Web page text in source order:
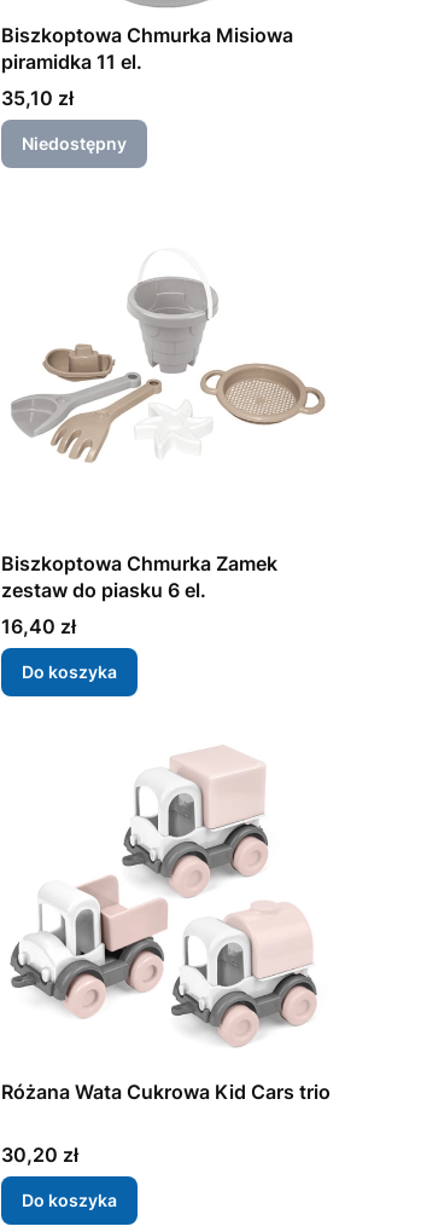
Biszkoptowa Chmurka Misiowa
piramidka 11 el.
Cena
35,10 zł
Niedostępny
Biszkoptowa Chmurka Zamek
zestaw do piasku 6 el.
Cena
16,40 zł
Do koszyka
Różana Wata Cukrowa Kid Cars trio
Cena
30,20 zł
Do koszyka